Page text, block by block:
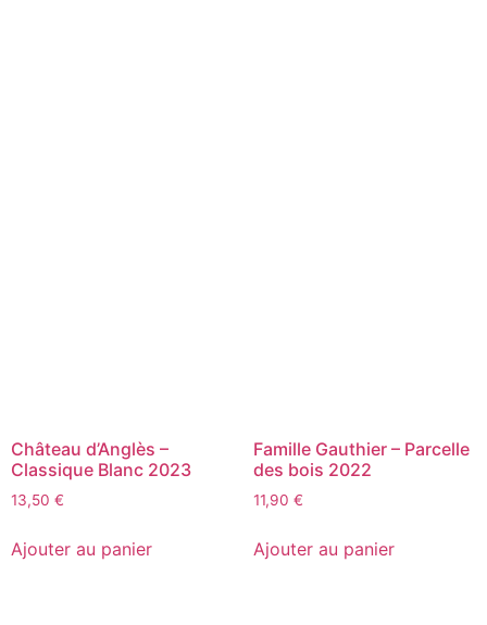
Château d’Anglès –
Classique Blanc 2023
13,50 €
Ajouter au panier
Famille Gauthier – Parcelle
des bois 2022
11,90 €
Ajouter au panier